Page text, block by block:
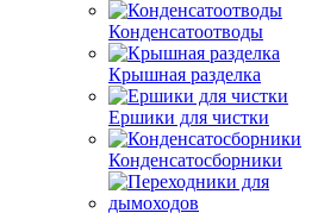
Конденсатоотводы
Крышная разделка
Ершики для чистки
Конденсатосборники